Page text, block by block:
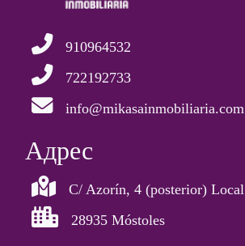
910964532
722192733
info@mikasainmobiliaria.com
Aдрес
C/ Azorín, 4 (posterior) Local
28935 Móstoles